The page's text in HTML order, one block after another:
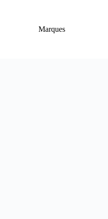
Marques